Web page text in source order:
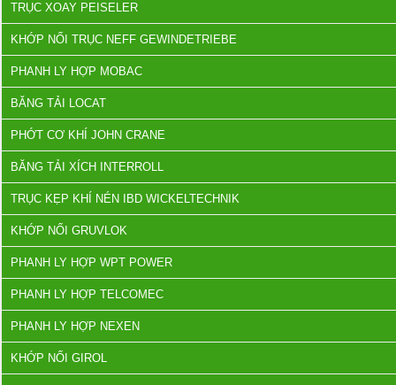
TRỤC XOAY PEISELER
KHỚP NỐI TRỤC NEFF GEWINDETRIEBE
PHANH LY HỢP MOBAC
BĂNG TẢI LOCAT
PHỚT CƠ KHÍ JOHN CRANE
BĂNG TẢI XÍCH INTERROLL
TRỤC KẸP KHÍ NÉN IBD WICKELTECHNIK
KHỚP NỐI GRUVLOK
PHANH LY HỢP WPT POWER
PHANH LY HỢP TELCOMEC
PHANH LY HỢP NEXEN
KHỚP NỐI GIROL